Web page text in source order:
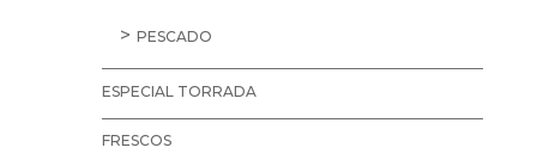
PESCADO
ESPECIAL TORRADA
FRESCOS